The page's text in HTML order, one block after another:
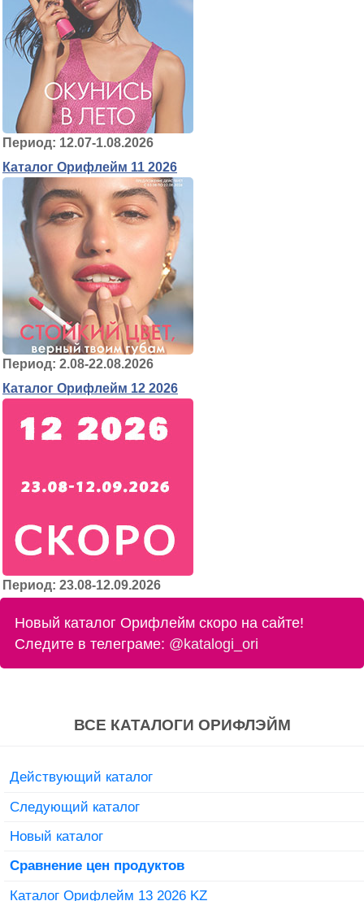
Период: 12.07-1.08.2026
Каталог Орифлейм 11 2026
Период: 2.08-22.08.2026
Каталог Орифлейм 12 2026
Период: 23.08-12.09.2026
Новый каталог Орифлейм скоро на сайте!
Следите в телеграме: @katalogi_ori
ВСЕ КАТАЛОГИ ОРИФЛЭЙМ
Действующий каталог
Следующий каталог
Новый каталог
Сравнение цен продуктов
Каталог Орифлейм 13 2026 KZ